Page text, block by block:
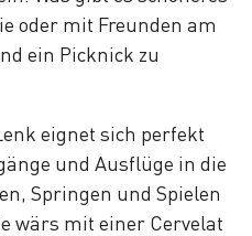
oder mit Freunden am
ein Picknick zu
eignet sich perfekt
und Ausflüge in die
Springen und Spielen
wärs mit einer Cervelat